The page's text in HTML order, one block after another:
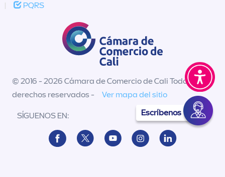
Escríbenos
| PQRS
© 2016 - 2026 Cámara de Comercio de Cali Todos los
derechos reservados -
Ver mapa del sitio
SÍGUENOS EN: